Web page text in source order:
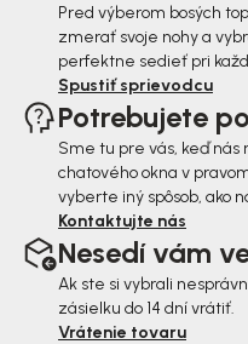
Pred výberom bosých
zmerať svoje nohy a
perfektne sedieť pri
Spustiť sprievodcu
Potrebujete
Sme tu pre vás, keď
chatového okna v
vyberte iný spôsob, ako
Kontaktujte nás
Nesedí vám
Ak ste si vybrali
zásielku do 14 dní vrátiť.
Vrátenie tovaru